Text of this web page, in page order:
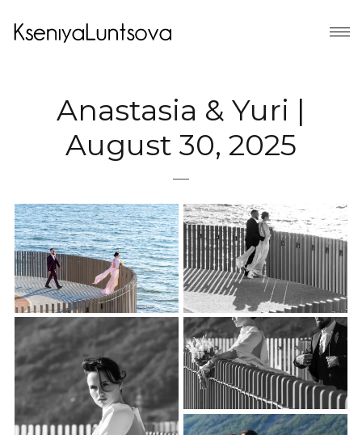
Anastasia & Yuri |
August 30, 2025